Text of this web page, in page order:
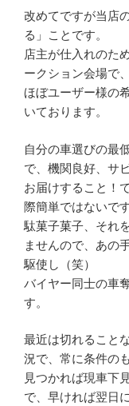
改めてですが当店
る」ことです。
店主が仕入れのた
ークション会場で、
ほぼユーザー様の
いております。
自分の車選びの最
で、機関良好、サ
お届けすること！
際簡単ではないで
駄菓子菓子、それ
ませんので、あの
駆使し（笑）
バイヤー同士の車
す。
最近は切れること
況で、常に条件の
見つかれば現車下
で、早ければ翌日